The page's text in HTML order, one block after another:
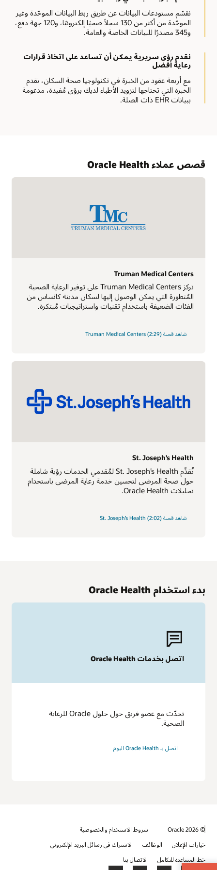
تعرّف على المزيد حول حلول إعداد التقارير والتحليلات
الحصول على المساعدة في تنشيط التجارب وتسجيل المرضى
وإزالة العقبات
تعرّف على المزيد حول حلول البيانات الحقيقية من Oracle
نقسّم مستودعات البيانات عن طريق ربط البيانات الموحّدة وغير
الموحّدة من أكثر من 130 سجلاً صحيًا إلكترونيًا، و120 جهة دفع،
و345 مصدرًا للبيانات الخاصة والعامة.
نقدم رؤى سريرية يمكن أن تساعد على اتخاذ قرارات
رعاية أفضل
مع أربعة عقود من الخبرة في تكنولوجيا صحة السكان، نقدم
الخبرة التي تحتاجها لتزويد الأطباء لديك برؤى مُفيدة، مدعومة
ببيانات EHR ذات الصلة.
قصص عملاء Oracle Health
Truman Medical Centers
تركز Truman Medical Centers على توفير الرعاية الصحية
المُتطورة التي يمكن الوصول إليها لسكان مدينة كانساس من
الفئات الضعيفة باستخدام تقنيات واستراتيجيات مُبتكرة.
شاهد قصة Truman Medical Centers (2:29)
St. Joseph’s Health
تُقدِّم St. Joseph’s Health لمُقدمي الخدمات رؤية شاملة
حول صحة المرضى لتحسين خدمة رعاية المرضى باستخدام
تحليلات Oracle Health.
شاهد قصة St. Joseph’s Health (2:02)
بدء استخدام Oracle Health
اتصل بخدمات Oracle Health
تحدّث مع عضو فريق حول حلول Oracle للرعاية
الصحية.
اتصل بـ Oracle Health اليوم
© 2026 Oracle
شروط الاستخدام والخصوصية
خيارات الإعلان
الوظائف
الاشتراك في رسائل البريد الإلكتروني
خط المساعدة للتكامل
الاتصال بنا